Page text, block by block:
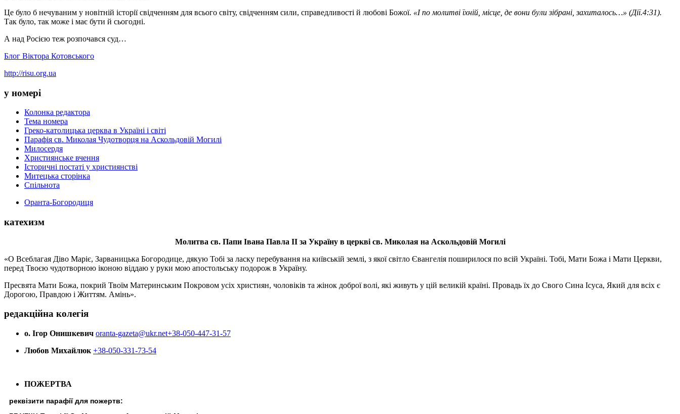
Це було б нечуваним у новітній історії свідченням для всього світу, свідченням сили, справедливості й любові Божої. «І по молитві їхній, місце, де вони були зібрані, захиталось…» (Дії.4:31).
Так було, так може і має бути й сьогодні.
А над Росією теж розпочався суд…
Блог Віктора Котовського
http://risu.org.ua
у номері
Колонка редактора
Тема номера
Греко-католицька церква в Україні і світі
Парафія св. Миколая Чудотворця на Аскольдовій Могилі
Милосердя
Християнське вчення
Історичні постаті у християнстві
Митецька сторінка
Спільнота
Оранта-Богородиця
катехизм
Молитва св. Папи Івана Павла ІІ за Україну в церкві св. Миколая на Аскольдовій Могилі
«О Всеблагая Діво Маріє, Зарваницька Богородице, дякую Тобі за ласку перебування на київській землі, з якої світло Євангелія поширилося по всій Україні. Тобі, Мати Божа і Мати Церкви,
перед Твоєю чудотворною іконою віддаю у руки мою апостольську подорож в Україну.
Пресвята Мати Божа, покрий Твоїм Материнським Покровом усіх християн, чоловіків та жінок доброї волі, які живуть у цій великій країні. Провадь їх до Свого Сина Ісуса, Який для всіх є
Дорогою, Правдою і Життям. Амінь».
редакційна колегія
о. Ігор Онишкевич oranta-gazeta@ukr.net+38-050-447-31-57
Любов Михайлюк +38-050-331-73-54
ПОЖЕРТВА
реквізити парафії для пожертв: